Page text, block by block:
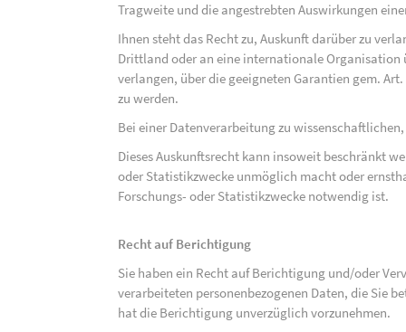
Tragweite und die angestrebten Auswirkungen
Ihnen steht das Recht zu, Auskunft darüber zu
Drittland oder an eine internationale Organisation
verlangen, über die geeigneten Garantien gem.
zu werden.
Bei einer Datenverarbeitung zu
Dieses Auskunftsrecht kann insoweit beschränkt
oder Statistikzwecke unmöglich macht oder
Forschungs- oder Statistikzwecke notwendig ist.
Recht auf Berichtigung
Sie haben ein Recht auf Berichtigung und/oder
verarbeiteten personenbezogenen Daten, die Sie
hat die Berichtigung unverzüglich vorzunehmen.